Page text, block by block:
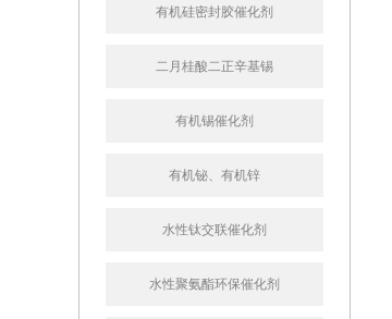
有机硅密封胶催化剂
二月桂酸二正辛基锡
有机锡催化剂
有机铋、有机锌
水性钛交联催化剂
水性聚氨酯环保催化剂